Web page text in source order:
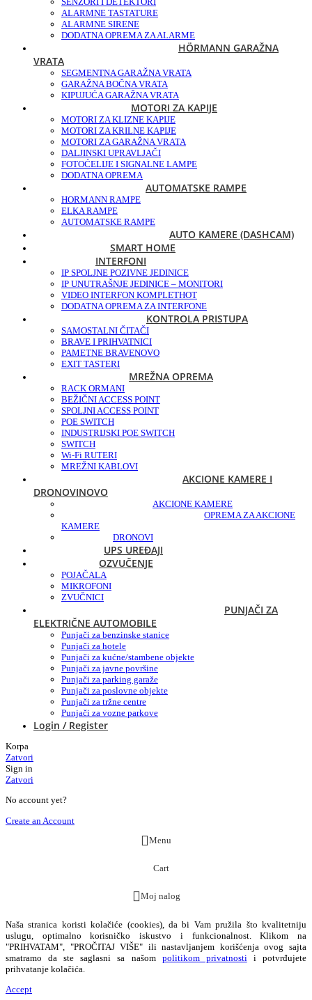
ALARMNE TASTATURE
ALARMNE SIRENE
DODATNA OPREMA ZA ALARME
HÖRMANN GARAŽNA
VRATA
SEGMENTNA GARAŽNA VRATA
GARAŽNA BOČNA VRATA
KIPUJUĆA GARAŽNA VRATA
MOTORI ZA KAPIJE
MOTORI ZA KLIZNE KAPIJE
MOTORI ZA KRILNE KAPIJE
MOTORI ZA GARAŽNA VRATA
DALJINSKI UPRAVLJAČI
FOTOĆELIJE I SIGNALNE LAMPE
DODATNA OPREMA
AUTOMATSKE RAMPE
HORMANN RAMPE
ELKA RAMPE
AUTOMATSKE RAMPE
AUTO KAMERE (DASHCAM)
SMART HOME
INTERFONI
IP SPOLJNE POZIVNE JEDINICE
IP UNUTRAŠNJE JEDINICE – MONITORI
VIDEO INTERFON KOMPLETHOT
DODATNA OPREMA ZA INTERFONE
KONTROLA PRISTUPA
SAMOSTALNI ČITAČI
BRAVE I PRIHVATNICI
PAMETNE BRAVENOVO
EXIT TASTERI
MREŽNA OPREMA
RACK ORMANI
BEŽIČNI ACCESS POINT
SPOLJNI ACCESS POINT
POE SWITCH
INDUSTRIJSKI POE SWITCH
SWITCH
Wi-Fi RUTERI
MREŽNI KABLOVI
AKCIONE KAMERE I
DRONOVINOVO
AKCIONE KAMERE
OPREMA ZA AKCIONE
KAMERE
DRONOVI
UPS UREĐAJI
OZVUČENJE
POJAČALA
MIKROFONI
ZVUČNICI
PUNJAČI ZA
ELEKTRIČNE AUTOMOBILE
Punjači za benzinske stanice
Punjači za hotele
Punjači za kućne/stambene objekte
Punjači za javne površine
Punjači za parking garaže
Punjači za poslovne objekte
Punjači za tržne centre
Punjači za vozne parkove
Login / Register
Korpa
Zatvori
Sign in
Zatvori
No account yet?
Create an Account
Menu
Cart
Moj nalog
Naša stranica koristi kolačiće (cookies), da bi Vam pružila što kvalitetniju
uslugu, optimalno korisničko iskustvo i funkcionalnost. Klikom na
"PRIHVATAM", "PROČITAJ VIŠE" ili nastavljanjem korišćenja ovog sajta
smatramo da ste saglasni sa našom politikom privatnosti i potvrđujete
prihvatanje kolačića.
Accept